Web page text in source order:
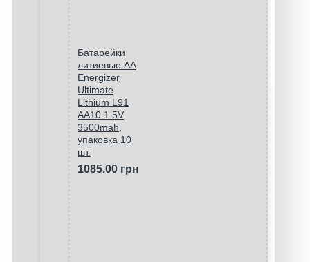
Батарейки
литиевые АА
Energizer
Ultimate
Lithium L91
AA10 1.5V
3500mah,
упаковка 10
шт.
1085.00 грн